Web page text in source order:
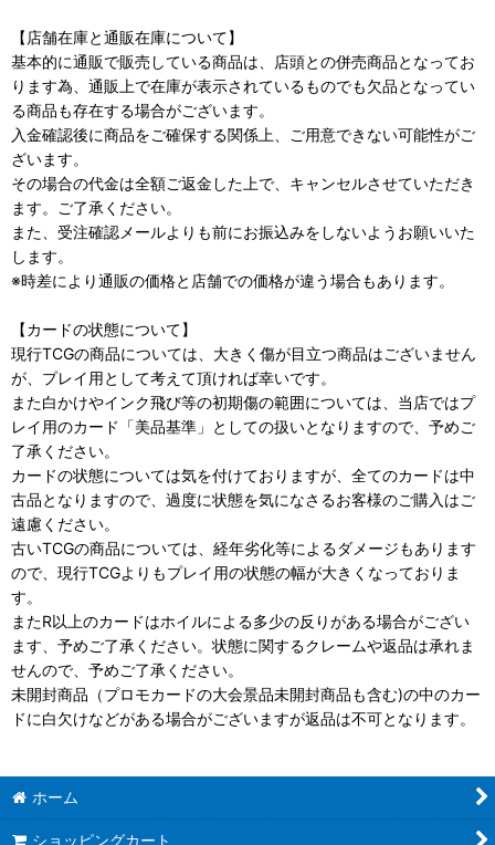
【店舗在庫と通販在庫について】
基本的に通販で販売している商品は、店頭との併売商品となってお
ります為、通販上で在庫が表示されているものでも欠品となってい
る商品も存在する場合がございます。
入金確認後に商品をご確保する関係上、ご用意できない可能性がご
ざいます。
その場合の代金は全額ご返金した上で、キャンセルさせていただき
ます。ご了承ください。
また、受注確認メールよりも前にお振込みをしないようお願いいた
します。
※時差により通販の価格と店舗での価格が違う場合もあります。
【カードの状態について】
現行TCGの商品については、大きく傷が目立つ商品はございません
が、プレイ用として考えて頂ければ幸いです。
また白かけやインク飛び等の初期傷の範囲については、当店ではプ
レイ用のカード「美品基準」としての扱いとなりますので、予めご
了承ください。
カードの状態については気を付けておりますが、全てのカードは中
古品となりますので、過度に状態を気になさるお客様のご購入はご
遠慮ください。
古いTCGの商品については、経年劣化等によるダメージもあります
ので、現行TCGよりもプレイ用の状態の幅が大きくなっておりま
す。
またR以上のカードはホイルによる多少の反りがある場合がござい
ます、予めご了承ください。状態に関するクレームや返品は承れま
せんので、予めご了承ください。
未開封商品（プロモカードの大会景品未開封商品も含む)の中のカー
ドに白欠けなどがある場合がございますが返品は不可となります。
ホーム
ショッピングカート